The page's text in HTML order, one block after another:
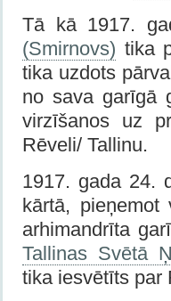
Tā kā 1917.
(Smirnovs) tika
tika uzdots
no sava garīgā
virzīšanos uz
Rēveli/ Tallinu.
1917. gada 24.
kārtā,
arhimandrīta
Tallinas Svētā
tika iesvētīts par